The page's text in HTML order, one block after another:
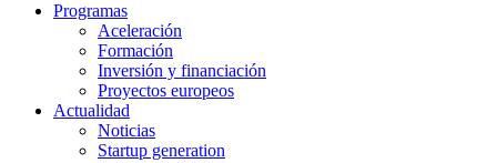
Programas
Aceleración
Formación
Inversión y financiación
Proyectos europeos
Actualidad
Noticias
Startup generation